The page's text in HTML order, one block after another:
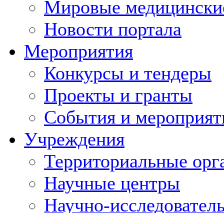
Мировые
Новости портала
Мероприятия
Конкурсы и тендеры
Проекты и гранты
События и
Учреждения
Территориальные
Научные центры
Научно-